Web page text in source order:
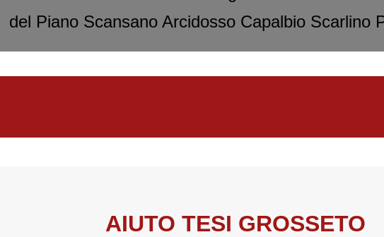
del Piano Scansano Arcidosso Capalbio Scarlino
AIUTO TESI GROSSETO